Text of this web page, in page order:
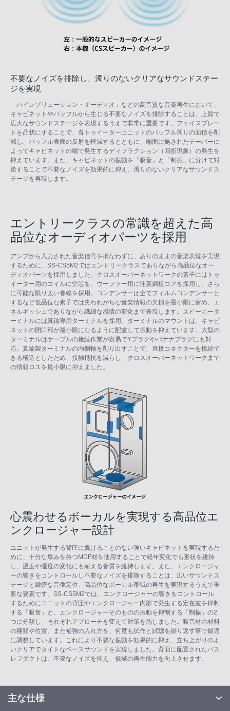
不要なノイズを排除し、濁りのないクリアなサウンドステー
ジを実現
「ハイレゾリューション・オーディオ」などの高音質な音楽再生において、
キャビネットやバッフルから生じる不要なノイズを排除することは、上質で
広大なサウンドステージを表現するうえで非常に重要です。フェイスプレー
トを凸状にすることで、各トゥイーターユニットのバッフル周りの面積を削
減し、バッフル表面の反射を軽減するとともに、端面に施されたテーパーに
よってキャビネットの端で発生するディフラクション（回折現象）の発生を
抑えています。また、キャビネットの振動を「吸音」と「制振」に分けて対
策することで不要なノイズを効果的に抑え、濁りのないクリアなサウンドス
テージを再現します。
エントリークラスの常識を超えた高
品位なオーディオパーツを採用
アンプから入力された音楽信号を損なわずに、ありのままの音楽表現を実現
するために、SS-CS5M2ではエントリークラスでありながら高品位なオー
ディオパーツを採用しました。クロスオーバーネットワークの素子にはトゥ
イーター用のコイルに空芯を、ウーファー用に珪素鋼板コアを採用し、さら
に可能な限り太い巻線を採用。コンデンサーは全てフィルムコンデンサーと
するなど低品位な素子では失われがちな音楽情報の欠損を最小限に留め、エ
ネルギッシュでありながら繊細な感情の変化まで表現します。スピーカータ
ーミナルには真鍮専用ターミナルを採用。ターミナルのマウントは、キャビ
ネットの開口部が最小限になるように配慮して振動を抑えています。大型の
ターミナルはケーブルの接続作業が容易でYプラグやバナナプラグにも対
応。真鍮製ターミナルの内側軸を削り出すことで、直接コネクターを接続で
きる構造としたため、接触抵抗を減らし、クロスオーバーネットワークまで
の情報ロスを最小限に抑えました。
心震わせるボーカルを実現する高品位エ
ンクロージャー設計
ユニットが発生する背圧に負けることのない強いキャビネットを実現するた
めに、十分な厚みを持つMDF材を使用することで経年変化でも形状を維持
し、温度や湿度の変化にも耐える音質を維持します。また、エンクロージャ
ーの響きをコントロールし不要なノイズを排除することは、広いサウンドス
テージと緻密な音像定位、高品位なボーカル帯域の再生を実現するうえで重
要な要素です。SS-CS5M2では、エンクロージャーの響きをコントロール
するためにユニットの背圧やエンクロージャー内部で発生する定在波を抑制
する「吸音」と、エンクロージャーそのものの振動を抑制する「制振」の2
つに分類し、それぞれアプローチを変えて対策を施しました。吸音材の材料
の種類や位置、また補強の入れ方を、何度も試作と試聴を繰り返す事で最適
に調整しています。これにより不要な振動を効果的に抑え、立ち上がりのよ
いクリアでタイトなベースサウンドを実現しました。背面に配置されたバス
レフダクトは、不要なノイズを抑え、低域の再生能力を向上させます。
主な仕様